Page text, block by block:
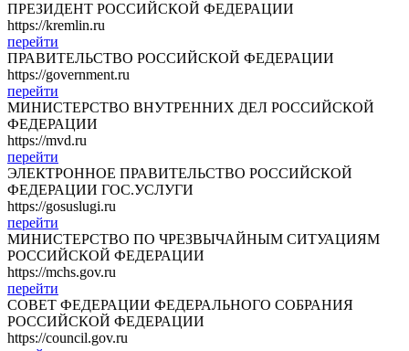
ПРЕЗИДЕНТ РОССИЙСКОЙ ФЕДЕРАЦИИ
https://kremlin.ru
перейти
ПРАВИТЕЛЬСТВО РОССИЙСКОЙ ФЕДЕРАЦИИ
https://government.ru
перейти
МИНИСТЕРСТВО ВНУТРЕННИХ ДЕЛ РОССИЙСКОЙ
ФЕДЕРАЦИИ
https://mvd.ru
перейти
ЭЛЕКТРОННОЕ ПРАВИТЕЛЬСТВО РОССИЙСКОЙ
ФЕДЕРАЦИИ ГОС.УСЛУГИ
https://gosuslugi.ru
перейти
МИНИСТЕРСТВО ПО ЧРЕЗВЫЧАЙНЫМ СИТУАЦИЯМ
РОССИЙСКОЙ ФЕДЕРАЦИИ
https://mchs.gov.ru
перейти
СОВЕТ ФЕДЕРАЦИИ ФЕДЕРАЛЬНОГО СОБРАНИЯ
РОССИЙСКОЙ ФЕДЕРАЦИИ
https://council.gov.ru